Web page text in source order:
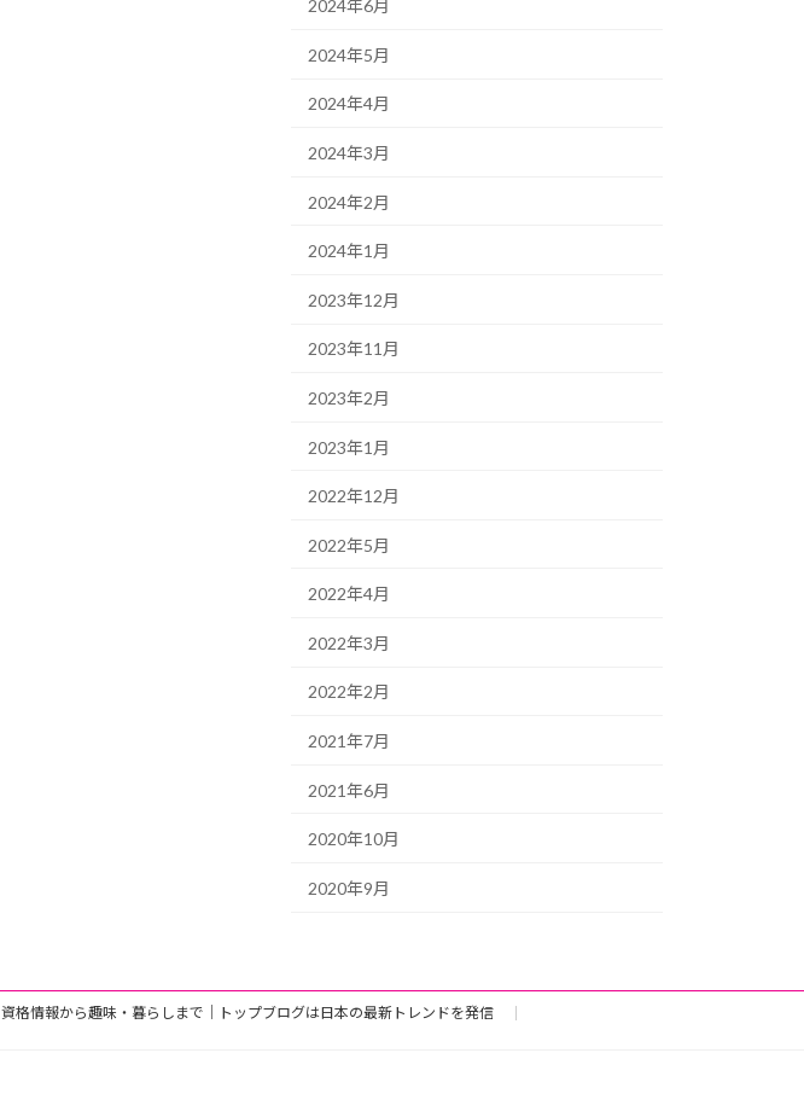
2024年6月
2024年5月
2024年4月
2024年3月
2024年2月
2024年1月
2023年12月
2023年11月
2023年2月
2023年1月
2022年12月
2022年5月
2022年4月
2022年3月
2022年2月
2021年7月
2021年6月
2020年10月
2020年9月
資格情報から趣味・暮らしまで｜トップブログは日本の最新トレンドを発信